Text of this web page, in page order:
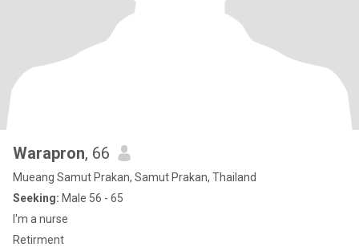
Warapron, 66
Mueang Samut Prakan, Samut Prakan, Thailand
Seeking: Male 56 - 65
I'm a nurse
Retirment